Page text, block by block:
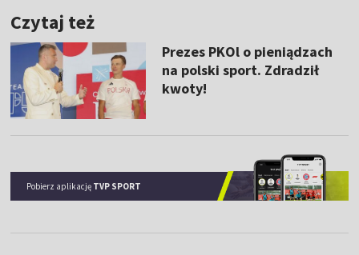
Czytaj też
Prezes PKOl o pieniądzach
na polski sport. Zdradził
kwoty!
Pobierz aplikację TVP SPORT